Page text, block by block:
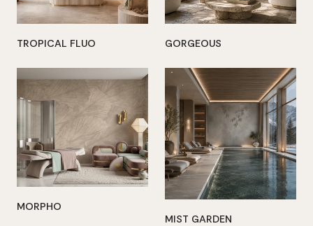
TROPICAL FLUO GORGEOUS
MORPHO
MIST GARDEN